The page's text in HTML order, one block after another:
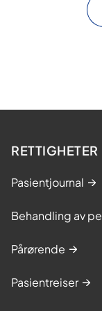
RETTIGHETER
Pasientjournal
Behandling av
Pårørende
Pasientreiser